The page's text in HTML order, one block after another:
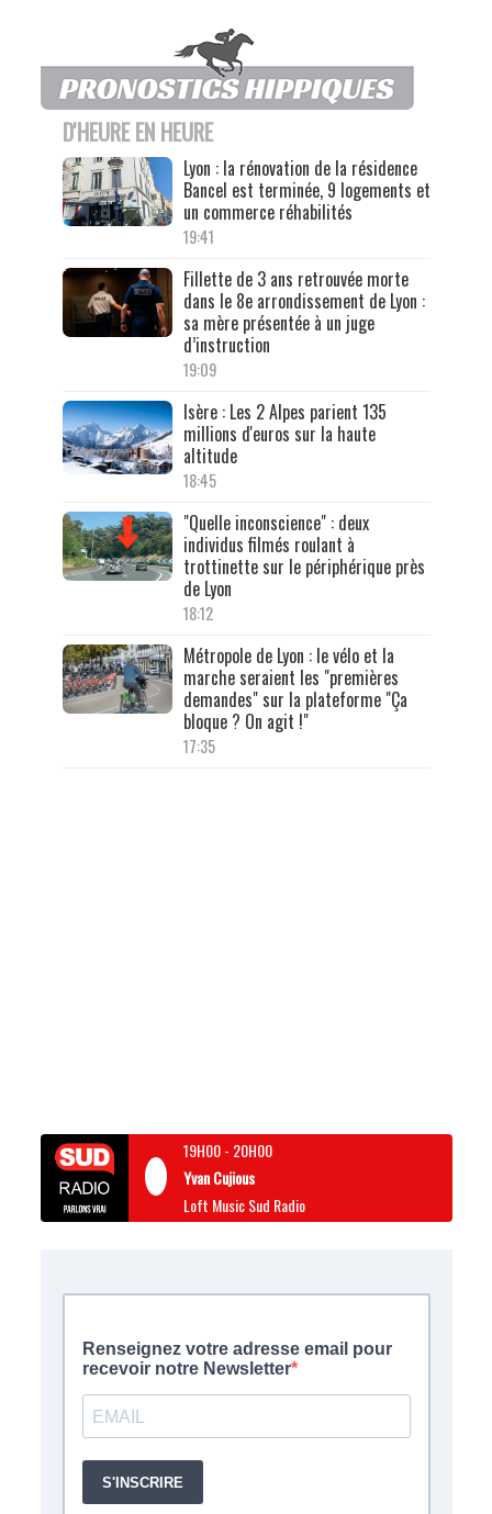
D'HEURE EN HEURE
Lyon : la rénovation de la résidence
Bancel est terminée, 9 logements et
un commerce réhabilités
19:41
Fillette de 3 ans retrouvée morte
dans le 8e arrondissement de Lyon :
sa mère présentée à un juge
d’instruction
19:09
Isère : Les 2 Alpes parient 135
millions d'euros sur la haute
altitude
18:45
"Quelle inconscience" : deux
individus filmés roulant à
trottinette sur le périphérique près
de Lyon
18:12
Métropole de Lyon : le vélo et la
marche seraient les "premières
demandes" sur la plateforme "Ça
bloque ? On agit !"
17:35
19H00- 20H00
Yvan Cujious
Loft Music Sud Radio